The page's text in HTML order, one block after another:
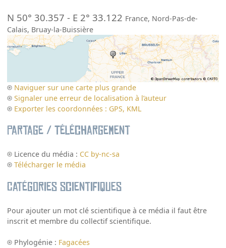
N 50° 30.357 - E 2° 33.122 France, Nord-Pas-de-
Calais, Bruay-la-Buissière
Naviguer sur une carte plus grande
Signaler une erreur de localisation à l’auteur
Exporter les coordonnées : GPS, KML
Partage / Téléchargement
Licence du média : CC by-nc-sa
Télécharger le média
Catégories scientifiques
Pour ajouter un mot clé scientifique à ce média il faut être
inscrit et membre du collectif scientifique.
Phylogénie : Fagacées